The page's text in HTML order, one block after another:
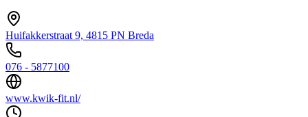
Huifakkerstraat 9, 4815 PN Breda
076 - 5877100
www.kwik-fit.nl/